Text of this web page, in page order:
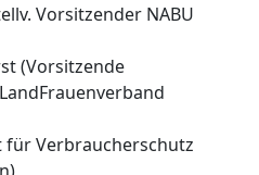
Vorsitzender NABU
(Vorsitzende
für Verbraucherschutz